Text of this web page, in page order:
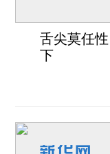
舌尖莫任
下